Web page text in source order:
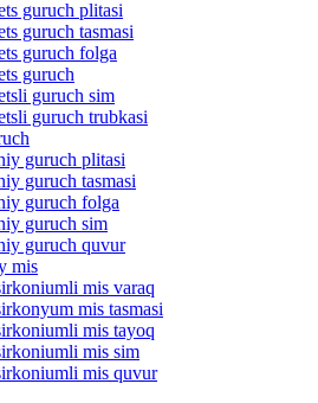
guruch plitasi
guruch tasmasi
guruch folga
guruch
guruch sim
guruch trubkasi
guruch plitasi
guruch tasmasi
guruch folga
guruch sim
guruch quvur
mis
mis varaq
mis tasmasi
mis tayoq
mis sim
mis quvur